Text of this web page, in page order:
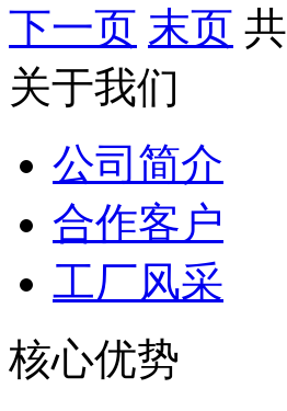
下一页 末页 共
关于我们
公司简介
合作客户
工厂风采
核心优势